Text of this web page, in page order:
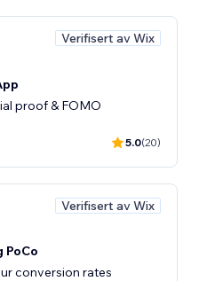
Verifisert av Wix
proof & FOMO
5.0(20)
Verifisert av Wix
PoCo
conversion rates